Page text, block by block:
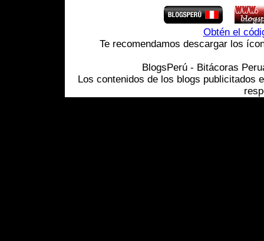
Obtén el
Te recomendamos descargar los
BlogsPerú - Bitácoras
Los contenidos de los blogs publicitados